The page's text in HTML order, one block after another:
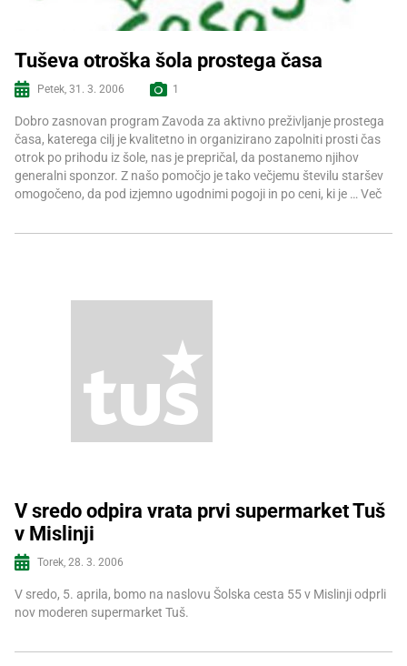
Več informacij
Tuševa otroška šola prostega časa
Petek, 31. 3. 2006 1
Dobro zasnovan program Zavoda za aktivno preživljanje prostega
časa, katerega cilj je kvalitetno in organizirano zapolniti prosti čas
otrok po prihodu iz šole, nas je prepričal, da postanemo njihov
generalni sponzor. Z našo pomočjo je tako večjemu številu staršev
omogočeno, da pod izjemno ugodnimi pogoji in po ceni, ki je … Več
V sredo odpira vrata prvi supermarket Tuš
v Mislinji
Torek, 28. 3. 2006
V sredo, 5. aprila, bomo na naslovu Šolska cesta 55 v Mislinji odprli
nov moderen supermarket Tuš.